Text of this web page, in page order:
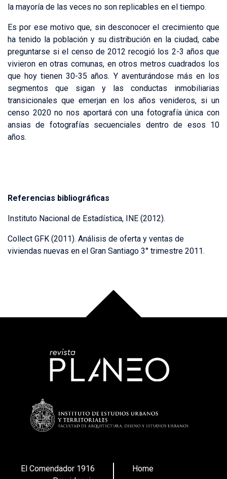
la mayoría de las veces no son replicables en el tiempo.
Es por ese motivo que, sin desconocer el crecimiento que
ha tenido la población y su distribución en la ciudad, cabe
preguntarse si el censo de 2012 recogió los 2-3 años que
vivieron en otras comunas, en otros metros cuadrados los
que hoy tienen 30-35 años. Y aventurándose más en los
segmentos que sigan y las conductas inmobiliarias
transicionales que emerjan en los años venideros, si un
censo 2020 no nos aportará con una fotografía única con
ansias de fotografías secuenciales dentro de esos 10
años.
Referencias bibliográficas
Instituto Nacional de Estadística, INE (2012).
Collect GFK (2011). Análisis de oferta y ventas de
viviendas nuevas en el Gran Santiago 3° trimestre 2011.
El Comendador 1916
Home